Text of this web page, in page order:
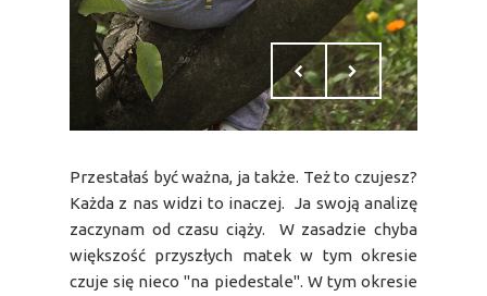
Przestałaś być ważna, ja także. Też to czujesz?
Każda z nas widzi to inaczej. Ja swoją analizę
zaczynam od czasu ciąży. W zasadzie chyba
większość przyszłych matek w tym okresie
czuje się nieco "na piedestale". W tym okresie